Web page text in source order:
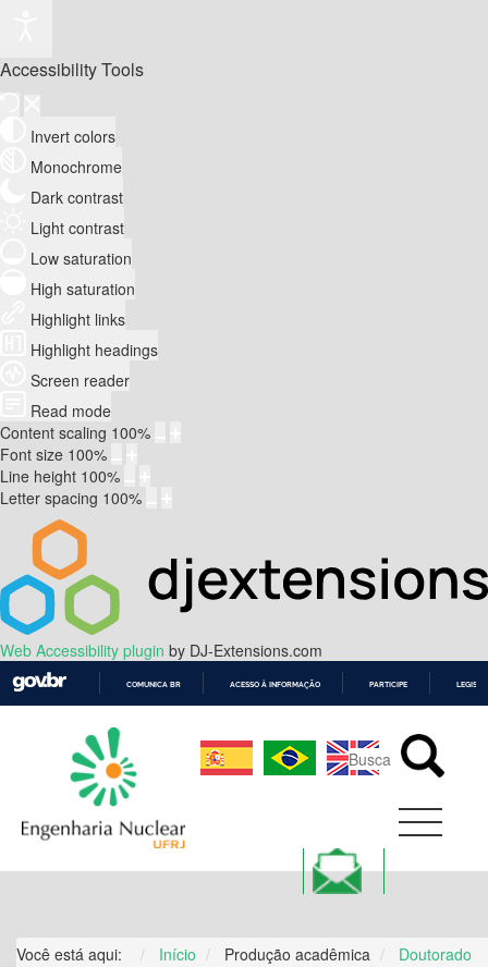
Accessibility Tools
Invert colors
Monochrome
Dark contrast
Light contrast
Low saturation
High saturation
Highlight links
Highlight headings
Screen reader
Read mode
Content scaling 100%
Font size 100%
Line height 100%
Letter spacing 100%
Web Accessibility plugin by DJ-Extensions.com
CONTEÚDO
COMUNICA BR ACESSO À INFORMAÇÃO PARTICIPE
Você está aqui: Início Produção acadêmica Doutorado